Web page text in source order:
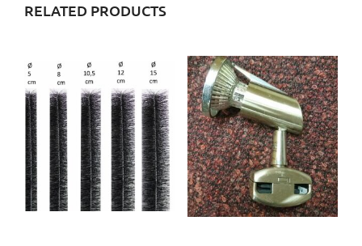
RELATED PRODUCTS